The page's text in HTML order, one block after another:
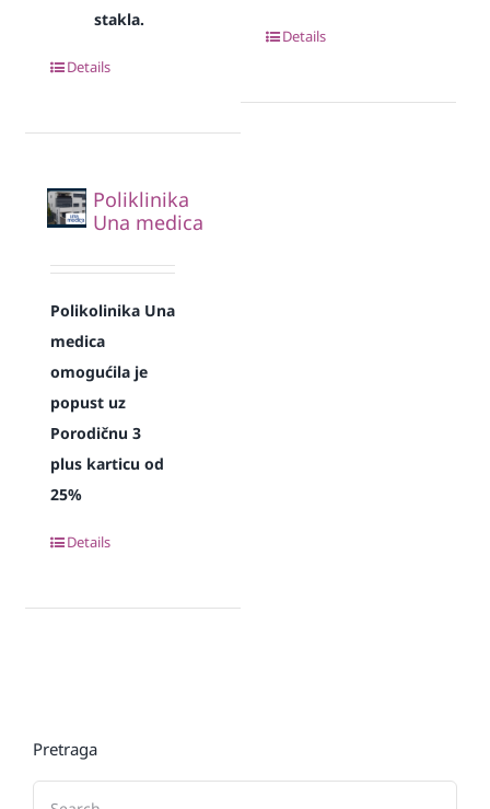
stakla.
Details
Details
Poliklinika
Una medica
Polikolinika Una
medica
omogućila je
popust uz
Porodičnu 3
plus karticu od
25%
Details
Pretraga